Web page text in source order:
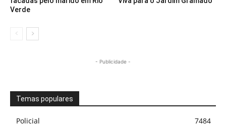
Verde
- Publicidade -
Temas populares
Policial
7484